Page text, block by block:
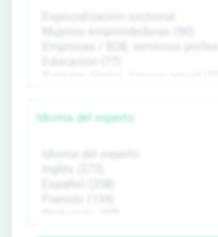
Idioma del experto